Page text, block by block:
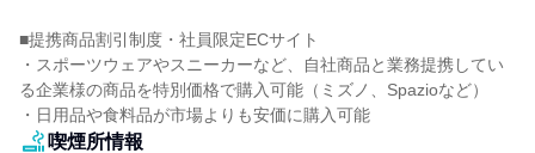
■提携商品割引制度・社員限定ECサイト
・スポーツウェアやスニーカーなど、自社商品と業務提携してい
る企業様の商品を特別価格で購入可能（ミズノ、Spazioなど）
・日用品や食料品が市場よりも安価に購入可能
喫煙所情報